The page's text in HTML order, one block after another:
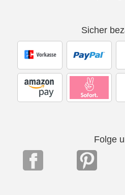
Sicher
Folge